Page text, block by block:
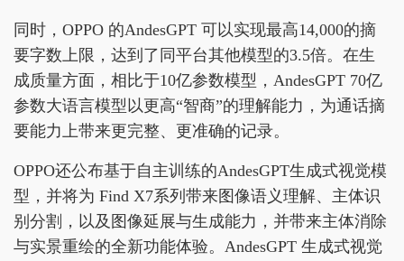
同时，OPPO 的AndesGPT 可以实现最高14,000的摘
要字数上限，达到了同平台其他模型的3.5倍。在生
成质量方面，相比于10亿参数模型，AndesGPT 70亿
参数大语言模型以更高“智商”的理解能力，为通话摘
要能力上带来更完整、更准确的记录。
OPPO还公布基于自主训练的AndesGPT生成式视觉模
型，并将为 Find X7系列带来图像语义理解、主体识
别分割，以及图像延展与生成能力，并带来主体消除
与实景重绘的全新功能体验。AndesGPT 生成式视觉